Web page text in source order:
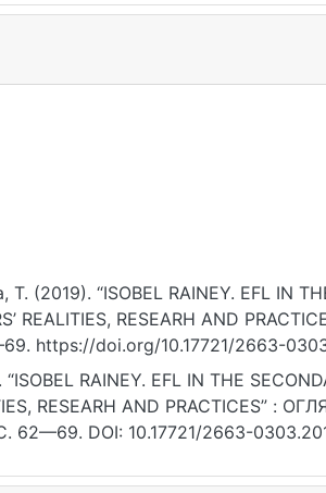
(2019). “ISOBEL RAINEY. EFL IN
REALITIES, RESEARH AND
https://doi.org/10.17721/2663-
RAINEY. EFL IN THE
RESEARH AND PRACTICES” :
62—69. DOI: 10.17721/2663-